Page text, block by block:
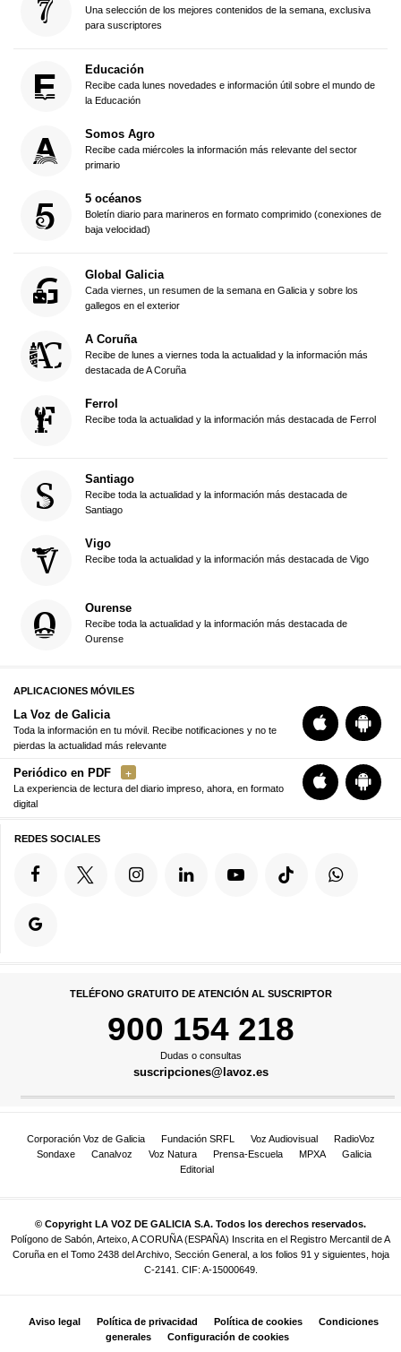
Una selección de los mejores contenidos de la semana, exclusiva
para suscriptores
Educación
Recibe cada lunes novedades e información útil sobre el mundo de
la Educación
Somos Agro
Recibe cada miércoles la información más relevante del sector
primario
5 océanos
Boletín diario para marineros en formato comprimido (conexiones de
baja velocidad)
Global Galicia
Cada viernes, un resumen de la semana en Galicia y sobre los
gallegos en el exterior
A Coruña
Recibe de lunes a viernes toda la actualidad y la información más
destacada de A Coruña
Ferrol
Recibe toda la actualidad y la información más destacada de Ferrol
Santiago
Recibe toda la actualidad y la información más destacada de
Santiago
Vigo
Recibe toda la actualidad y la información más destacada de Vigo
Ourense
Recibe toda la actualidad y la información más destacada de
Ourense
APLICACIONES MÓVILES
La Voz de Galicia
Toda la información en tu móvil. Recibe notificaciones y no te
pierdas la actualidad más relevante
Periódico en PDF
La experiencia de lectura del diario impreso, ahora, en formato
digital
REDES SOCIALES
TELÉFONO GRATUITO DE ATENCIÓN AL SUSCRIPTOR
900 154 218
Dudas o consultas
suscripciones@lavoz.es
Corporación Voz de Galicia Fundación SRFL Voz Audiovisual
RadioVoz
Sondaxe
Canalvoz Voz Natura Prensa-Escuela MPXA
Galicia
Editorial
© Copyright LA VOZ DE GALICIA S.A. Todos los derechos reservados.
Polígono de Sabón, Arteixo, A CORUÑA (ESPAÑA) Inscrita en el Registro Mercantil de A
Coruña en el Tomo 2438 del Archivo, Sección General, a los folios 91 y siguientes, hoja
C-2141. CIF: A-15000649.
Aviso legal Política de privacidad Política de cookies
Condiciones
generales
Configuración de cookies